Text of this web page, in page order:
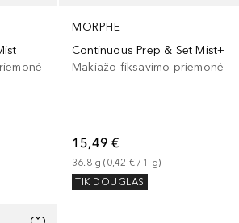
MORPHE
Continuous Prep & Set Mist+
Makiažo fiksavimo priemonė
15,49 €
36.8 g (0,42 € / 1 g)
TIK DOUGLAS